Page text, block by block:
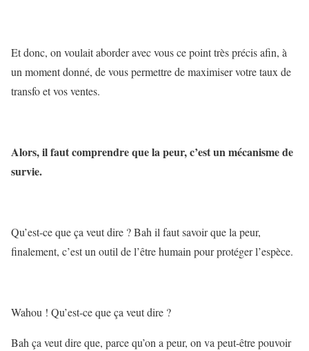
Et donc, on voulait aborder avec vous ce point très précis afin, à
un moment donné, de vous permettre de maximiser votre taux de
transfo et vos ventes.
Alors, il faut comprendre que la peur, c’est un mécanisme de
survie.
Qu’est-ce que ça veut dire ? Bah il faut savoir que la peur,
finalement, c’est un outil de l’être humain pour protéger l’espèce.
Wahou ! Qu’est-ce que ça veut dire ?
Bah ça veut dire que, parce qu’on a peur, on va peut-être pouvoir